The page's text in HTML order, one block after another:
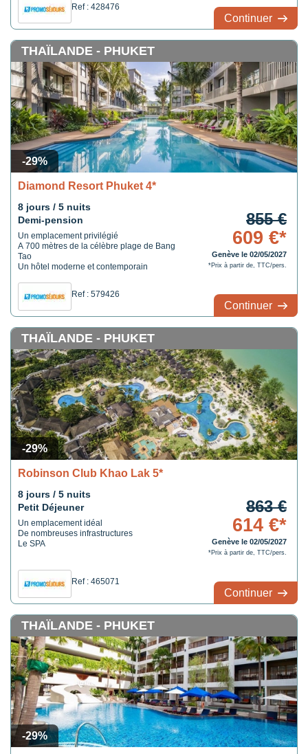
Ref : 428476
Continuer
-29%
THAÏLANDE - PHUKET
Diamond Resort Phuket 4*
8 jours / 5 nuits
Demi-pension
Un emplacement privilégié
A 700 mètres de la célèbre plage de Bang
Tao
Un hôtel moderne et contemporain
Ref : 579426
855 €
609 €*
Genève le 02/05/2027
*Prix à partir de, TTC/pers.
Continuer
-29%
THAÏLANDE - PHUKET
Robinson Club Khao Lak 5*
8 jours / 5 nuits
Petit Déjeuner
Un emplacement idéal
De nombreuses infrastructures
Le SPA
Ref : 465071
863 €
614 €*
Genève le 02/05/2027
*Prix à partir de, TTC/pers.
Continuer
-29%
THAÏLANDE - PHUKET